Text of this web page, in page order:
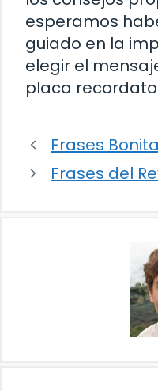
esperamos
guiado en la
elegir el
placa
Frases
Frases del